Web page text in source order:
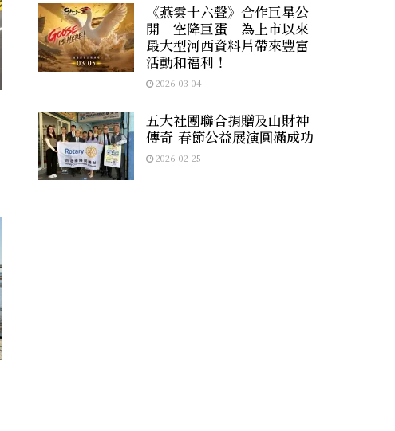
《燕雲十六聲》合作巨星公
開 空降巨蛋 為上市以來
最大型河西資料片帶來豐富
活動和福利！
2026-03-04
五大社團聯合捐贈及山財神
傳奇-春節公益展演圓滿成功
2026-02-25